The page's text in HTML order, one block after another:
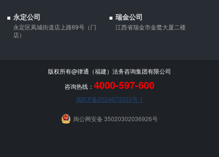
永定公司
永定区凤城街道店上路69号（门
店）
瑞金公司
江西省瑞金市金鹭大厦二楼
版权所有@律通（福建）法务咨询集团有限公司
咨询热线： 4000-597-600
闽ICP备2024073353号-1
闽公网安备 35020302036926号